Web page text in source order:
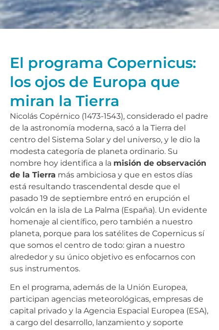
El programa Copernicus:
los ojos de Europa que
miran la Tierra
Nicolás Copérnico (1473-1543), considerado el padre
de la astronomía moderna, sacó a la Tierra del
centro del Sistema Solar y del universo, y le dio la
modesta categoría de planeta ordinario. Su
nombre hoy identifica a la misión de observación
de la Tierra más ambiciosa y que en estos días
está resultando trascendental desde que el
pasado 19 de septiembre entró en erupción el
volcán en la isla de La Palma (España). Un evidente
homenaje al científico, pero también a nuestro
planeta, porque para los satélites de Copernicus sí
que somos el centro de todo: giran a nuestro
alrededor y su único objetivo es enfocarnos con
sus instrumentos.
En el programa, además de la Unión Europea,
participan agencias meteorológicas, empresas de
capital privado y la Agencia Espacial Europea (ESA),
a cargo del desarrollo, lanzamiento y soporte